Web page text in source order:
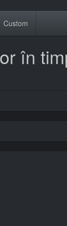
Custom
în